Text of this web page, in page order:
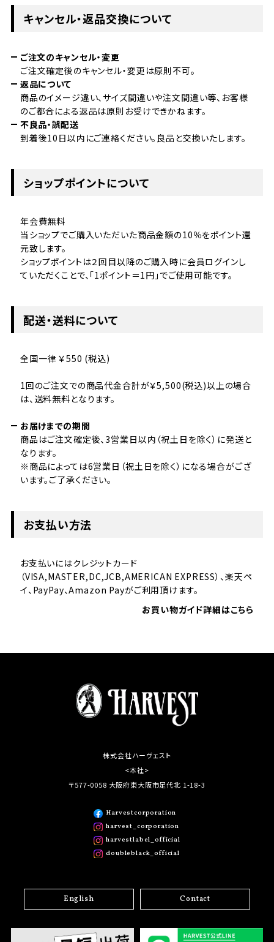
キャンセル・返品交換について
ご注文のキャンセル・変更
ご注文確定後のキャンセル・変更は原則不可。
返品について
商品のイメージ違い、サイズ間違いや注文間違い等、お客様
のご都合による返品は原則お受けできかねます。
不良品・誤配送
到着後10日以内にご連絡ください。良品と交換いたします。
ショップポイントについて
年会費無料
当ショップでご購入いただいた商品金額の10％をポイント還
元致します。
ショップポイントは２回目以降のご購入時に会員ログインし
ていただくことで、「1ポイント＝1円」でご使用可能です。
配送・送料について
全国一律 ￥550 (税込)
1回のご注文での商品代金合計が￥5,500(税込)以上の場合
は、送料無料となります。
お届けまでの期間
商品はご注文確定後、3営業日以内（祝土日を除く）に発送と
なります。
※商品によっては6営業日（祝土日を除く）になる場合がござ
います。ご了承ください。
お支払い方法
お支払いにはクレジットカード
（VISA,MASTER,DC,JCB,AMERICAN EXPRESS）、楽天ペ
イ、PayPay、Amazon Payがご利用頂けます。
お買い物ガイド詳細はこちら
株式会社ハーヴェスト
<本社>
〒577-0058 大阪府東大阪市足代北 1-18-3
Harvestcorporation
harvest_corporation
harvestlabel_official
doubleblack_official
English Contact